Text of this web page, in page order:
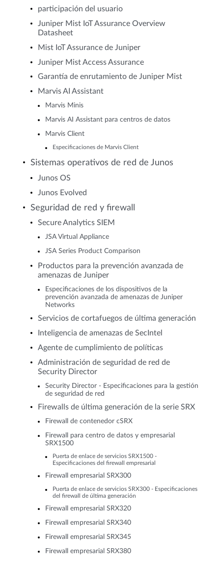
participación del usuario
Juniper Mist IoT Assurance Overview
Datasheet
Mist IoT Assurance de Juniper
Juniper Mist Access Assurance
Garantía de enrutamiento de Juniper Mist
Marvis AI Assistant
Marvis Minis
Marvis AI Assistant para centros de datos
Marvis Client
Especificaciones de Marvis Client
Sistemas operativos de red de Junos
Junos OS
Junos Evolved
Seguridad de red y firewall
Secure Analytics SIEM
JSA Virtual Appliance
JSA Series Product Comparison
Productos para la prevención avanzada de
amenazas de Juniper
Especificaciones de los dispositivos de la
prevención avanzada de amenazas de Juniper
Networks
Servicios de cortafuegos de última generación
Inteligencia de amenazas de SecIntel
Agente de cumplimiento de políticas
Administración de seguridad de red de
Security Director
Security Director - Especificaciones para la gestión
de seguridad de red
Firewalls de última generación de la serie SRX
Firewall de contenedor cSRX
Firewall para centro de datos y empresarial
SRX1500
Puerta de enlace de servicios SRX1500 -
Especificaciones del firewall empresarial
Firewall empresarial SRX300
Puerta de enlace de servicios SRX300 - Especificaciones
del firewall de última generación
Firewall empresarial SRX320
Firewall empresarial SRX340
Firewall empresarial SRX345
Firewall empresarial SRX380